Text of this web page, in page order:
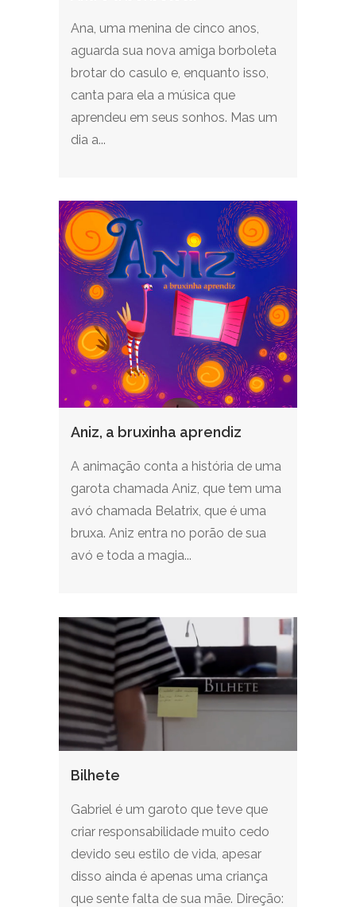
Ana, uma menina de cinco anos,
aguarda sua nova amiga borboleta
brotar do casulo e, enquanto isso,
canta para ela a música que
aprendeu em seus sonhos. Mas um
dia a...
Aniz, a bruxinha aprendiz
A animação conta a história de uma
garota chamada Aniz, que tem uma
avó chamada Belatrix, que é uma
bruxa. Aniz entra no porão de sua
avó e toda a magia...
Bilhete
Gabriel é um garoto que teve que
criar responsabilidade muito cedo
devido seu estilo de vida, apesar
disso ainda é apenas uma criança
que sente falta de sua mãe. Direção: